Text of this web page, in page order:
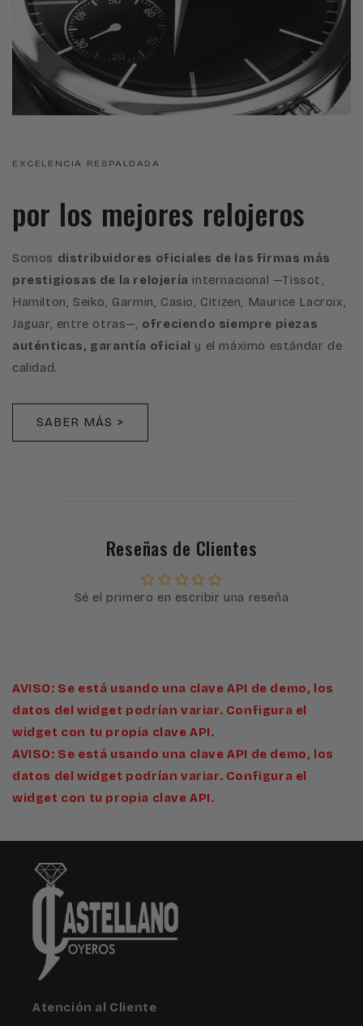
EXCELENCIA RESPALDADA
por los mejores relojeros
Somos distribuidores oficiales de las firmas más
prestigiosas de la relojería internacional —Tissot,
Hamilton, Seiko, Garmin, Casio, Citizen, Maurice Lacroix,
Jaguar, entre otras—, ofreciendo siempre piezas
auténticas, garantía oficial y el máximo estándar de
calidad.
SABER MÁS >
Reseñas de Clientes
Sé el primero en escribir una reseña
AVISO: Se está usando una clave API de demo, los
datos del widget podrían variar. Configura el
widget con tu propia clave API.
AVISO: Se está usando una clave API de demo, los
datos del widget podrían variar. Configura el
widget con tu propia clave API.
Atención al Cliente